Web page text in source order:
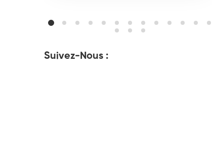
Suivez-Nous :